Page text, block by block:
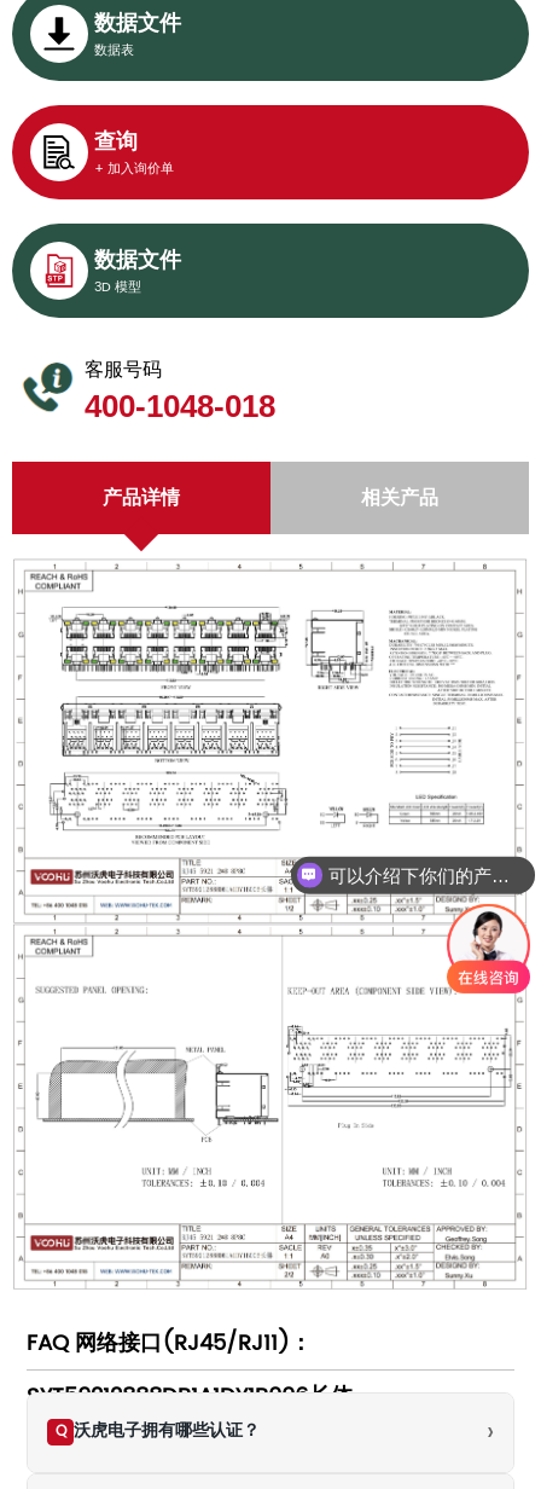
数据文件
数据表
查询
+ 加入询价单
数据文件
3D 模型
客服号码
400-1048-018
产品详情 相关产品
FAQ 网络接口(RJ45/RJ11)：
SYT59212888DB1A1DY1B006长体
Q 沃虎电子拥有哪些认证？ ›
可以介绍下你们的产品么